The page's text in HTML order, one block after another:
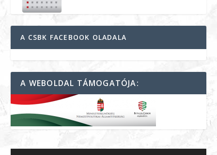
A CSBK FACEBOOK OLADALA
A WEBOLDAL TÁMOGATÓJA: